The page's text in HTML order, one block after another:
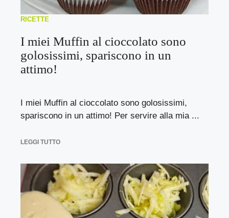
RICETTE
I miei Muffin al cioccolato sono
golosissimi, spariscono in un
attimo!
I miei Muffin al cioccolato sono golosissimi,
spariscono in un attimo! Per servire alla mia ...
LEGGI TUTTO